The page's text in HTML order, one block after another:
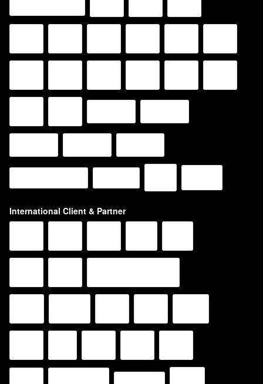
International Client & Partner